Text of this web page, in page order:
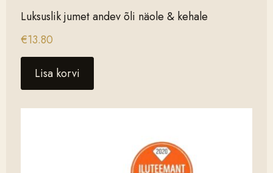
Luksuslik jumet andev õli näole & kehale
€13.80
Lisa korvi